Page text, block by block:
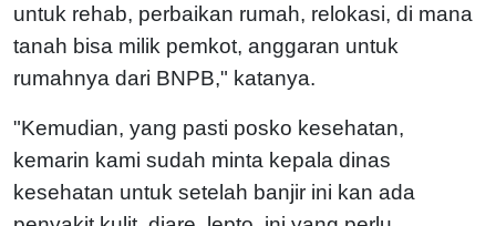
untuk rehab, perbaikan rumah, relokasi, di mana
tanah bisa milik pemkot, anggaran untuk
rumahnya dari BNPB," katanya.
"Kemudian, yang pasti posko kesehatan,
kemarin kami sudah minta kepala dinas
kesehatan untuk setelah banjir ini kan ada